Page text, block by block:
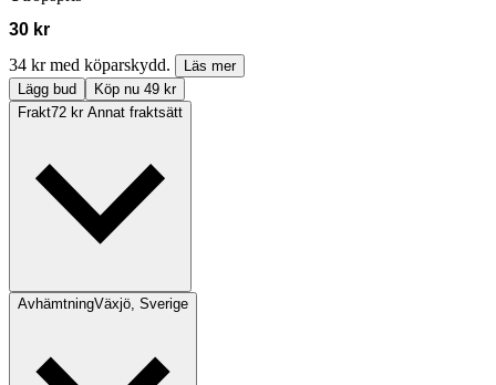
30 kr
34 kr med köparskydd.
Läs mer
Lägg bud
Köp nu 49 kr
Frakt72 kr Annat fraktsätt
AvhämtningVäxjö, Sverige